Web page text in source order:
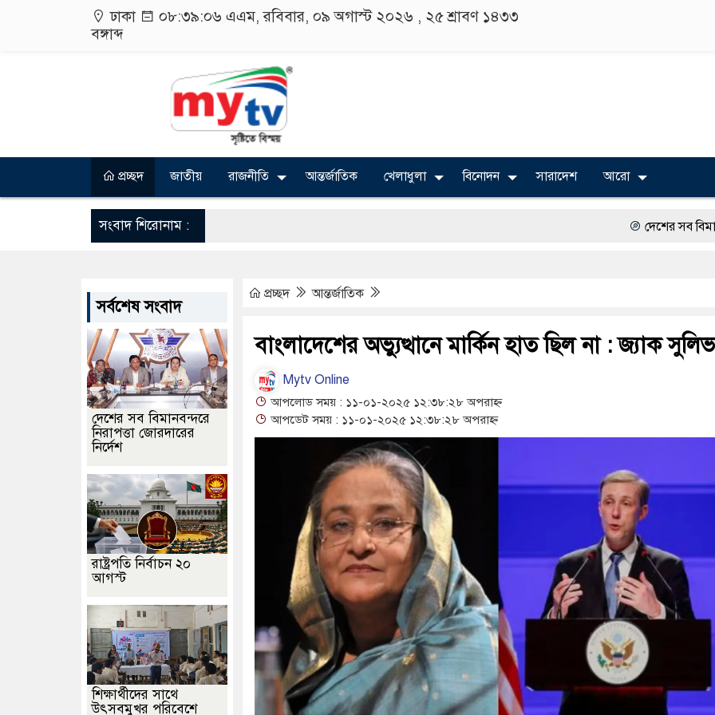
ঢাকা ০৮:৩৯:০৭ এএম, রবিবার, ০৯ অগাস্ট ২০২৬ , ২৫ শ্রাবণ ১৪৩৩
বঙ্গাব্দ
প্রচ্ছদ জাতীয় রাজনীতি আন্তর্জাতিক খেলাধুলা বিনোদন সারাদেশ আরো
সংবাদ শিরোনাম : দেশের সব বিমানবন্দরে
অত্যাচারের ছবি যেন আর
সারজিস-পাটোয়ারীসহ ১০
‘স্কুটি নাকি গোল্ড?’
১৫২২ পুলিশ সদস্যকে
সার্ককে আরও গতিশীল
প্রধানমন্ত্রীর সঙ্গে নবনিযুক্ত
জামায়াত ফেরেশতাদের
প্রচ্ছদ আন্তর্জাতিক
বাংলাদেশের অভ্যুত্থানে মার্কিন হাত ছিল না : জ্যাক
Mytv Online
আপলোড সময় : ১১-০১-২০২৫ ১২:৩৮:২৮ অপরাহ্ন
আপডেট সময় : ১১-০১-২০২৫ ১২:৩৮:২৮ অপরাহ্ন
সর্বশেষ সংবাদ
দেশের সব বিমানবন্দরে
নিরাপত্তা জোরদারের
নির্দেশ
রাষ্ট্রপতি নির্বাচন ২০
আগস্ট
শিক্ষার্থীদের সাথে
উৎসবমুখর পরিবেশে